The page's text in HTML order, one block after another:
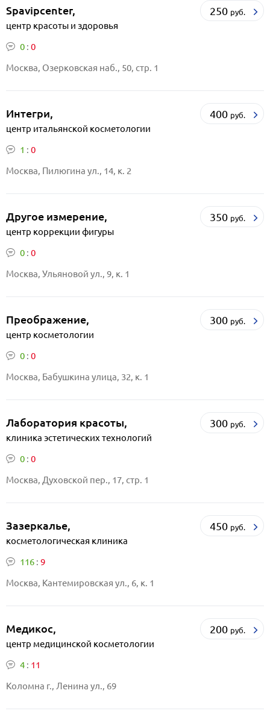
250 руб.
Spavipcenter,
центр красоты и здоровья
0 : 0
Москва, Озерковская наб., 50, стр. 1
400 руб.
Интегри,
центр итальянской косметологии
1 : 0
Москва, Пилюгина ул., 14, к. 2
350 руб.
Другое измерение,
центр коррекции фигуры
0 : 0
Москва, Ульяновой ул., 9, к. 1
300 руб.
Преображение,
центр косметологии
0 : 0
Москва, Бабушкина улица, 32, к. 1
300 руб.
Лаборатория красоты,
клиника эстетических технологий
0 : 0
Москва, Духовской пер., 17, стр. 1
450 руб.
Зазеркалье,
косметологическая клиника
116 : 9
Москва, Кантемировская ул., 6, к. 1
200 руб.
Медикос,
центр медицинской косметологии
4 : 11
Коломна г., Ленина ул., 69